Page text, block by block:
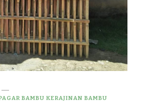
BAMBU KERAJINAN BAMBU